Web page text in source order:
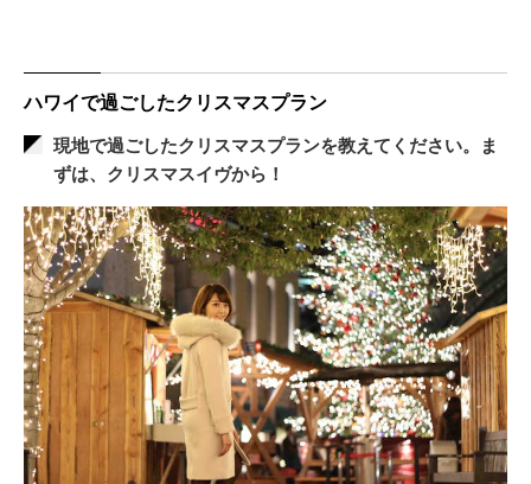
ハワイで過ごしたクリスマスプラン
現地で過ごしたクリスマスプランを教えてください。ま
ずは、クリスマスイヴから！